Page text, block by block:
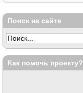
Поиск на сайте
Как помочь проекту?